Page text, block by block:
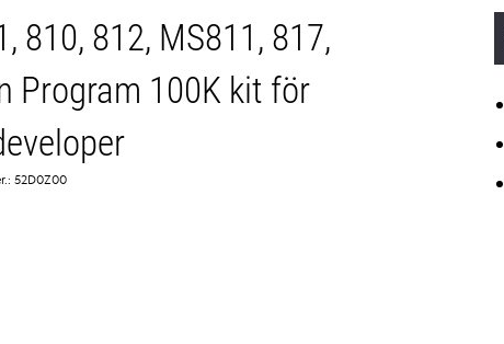
810, 812, MS811, 817,
Program 100K kit för
52D0Z00